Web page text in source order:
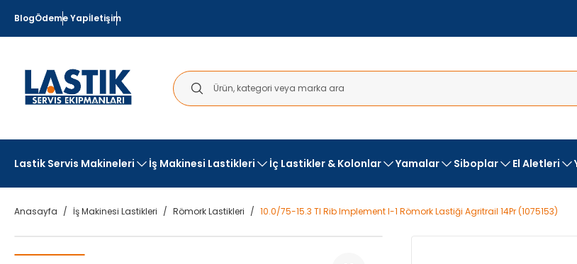
BlogÖdeme Yapİletişim
Lastik Servis Makineleri İş Makinesi Lastikleri İç Lastikler & Kolonlar Yamalar Siboplar El Aletleri
Anasayfa İş Makinesi Lastikleri Römork Lastikleri 10.0/75-15.3 Tl Rib Implement I-1 Römork Lastiği Agritrail 14Pr (1075153)